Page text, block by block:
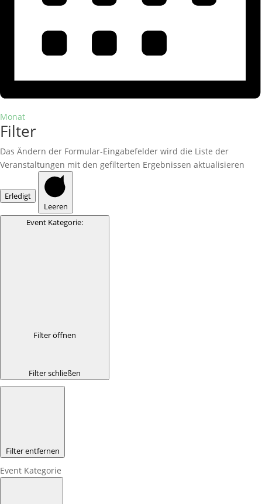
Monat
Filter
Das Ändern der Formular-Eingabefelder wird die Liste der
Veranstaltungen mit den gefilterten Ergebnissen aktualisieren
Erledigt
Leeren
Event Kategorie:
Filter öffnen
Filter schließen
Filter entfernen
Event Kategorie